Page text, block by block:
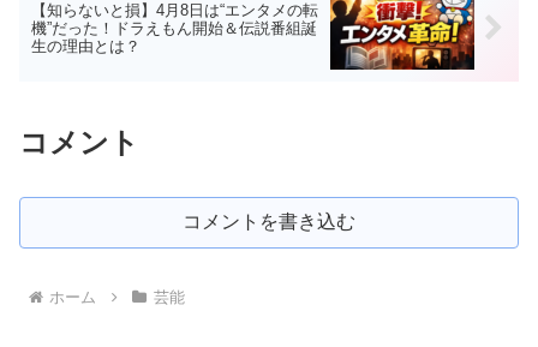
【知らないと損】4月8日は“エンタメの転
機”だった！ドラえもん開始＆伝説番組誕
生の理由とは？
コメント
コメントを書き込む
ホーム 芸能